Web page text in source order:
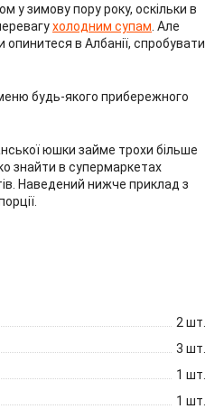
у зимову пору року, оскільки в
холодним супам . Але
опинитеся в Албанії, спробувати
будь-якого прибережного
юшки займе трохи більше
знайти в супермаркетах
Наведений нижче приклад з
2 шт.
3 шт.
1 шт.
1 шт.